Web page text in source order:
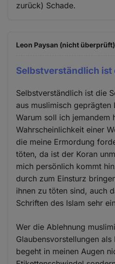
zurück) Schade.
Leon Paysan (nicht überprüft)
Selbstverständlich ist
Selbstverständlich ist die
aus muslimisch geprägten
Warum soll ich jemandem
Wahrscheinlichkeit einer
die meine Ermordung
töten, da ist der Koran
mich persönlich kommt
durch zum Einsturz
ihnen zu töten sind, auch
Schriften des Islam sehr
Wer die Ablehnung
Glaubensvorstellungen als
begeht in meinen Augen